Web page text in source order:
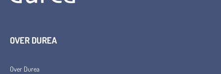
OVER DUREA
Over Durea